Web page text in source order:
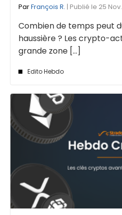
ParFrançois R. | Publié le 25
Combien de temps peut
haussière ? Les crypto-
grande zone [...]
Edito Hebdo